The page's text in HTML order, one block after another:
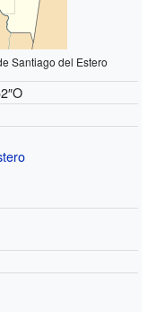
Santiago del Estero